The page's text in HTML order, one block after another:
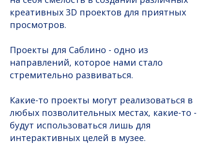
креативных 3D проектов для приятных
просмотров.
Проекты для Саблино - одно из
направлений, которое нами стало
стремительно развиваться.
Какие-то проекты могут реализоваться в
любых позволительных местах, какие-то -
будут использоваться лишь для
интерактивных целей в музее.